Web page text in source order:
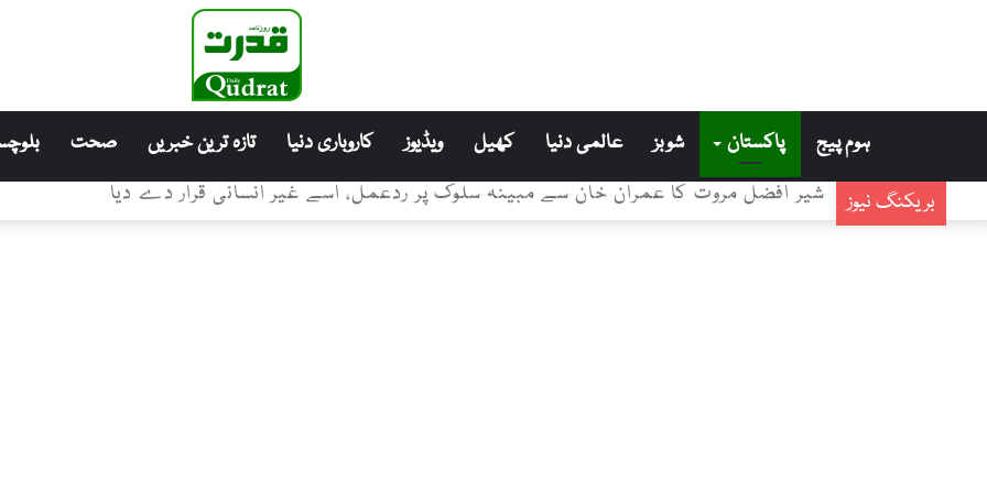
ہوم پیج پاکستان شوبز عالمی دنیا کھیل ویڈیوز کاروباری دنیا تازہ ترین خبریں صحت
بریکنگ نیوز شیر افضل مروت کا عمران خان سے مبینہ سلوک پر ردعمل، اسے غیر انسانی قرار دے دیا